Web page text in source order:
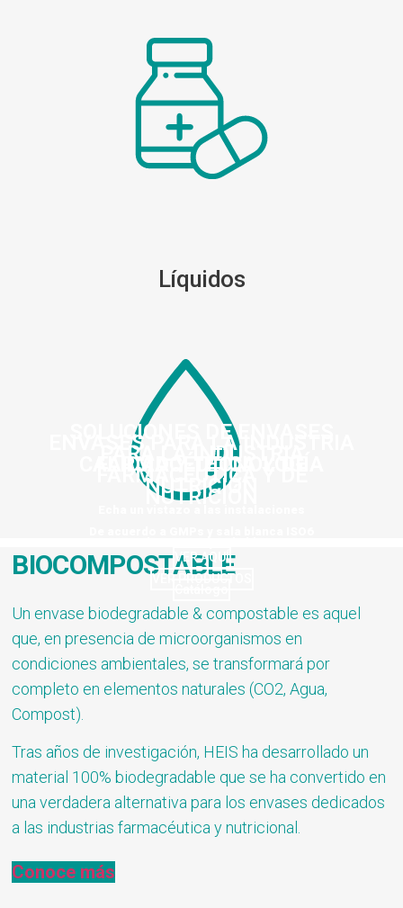
ENVASES PARA LA INDUSTRIA
FARMACÉUTICA Y DE
NUTRICIÓN
VER PRODUCTOS
CALIDAD Y TECNOLOGÍA
VER AQUÍ
SOLUCIONES DE ENVASES
PARA LA INDUSTRIA
FARMACÉUTICA Y DE
NUTRICIÓN
Líquidos
BIOCOMPOSTABLE
Un envase biodegradable & compostable es aquel
que, en presencia de microorganismos en
condiciones ambientales, se transformará por
completo en elementos naturales (CO2, Agua,
Compost).
Tras años de investigación, HEIS ha desarrollado un
material 100% biodegradable que se ha convertido en
una verdadera alternativa para los envases dedicados
a las industrias farmacéutica y nutricional.
Conoce más